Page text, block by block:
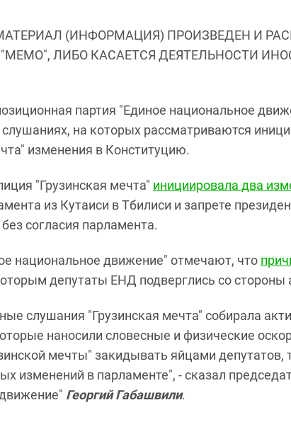
(ИНФОРМАЦИЯ) ПРОИЗВЕДЕН И
ЛИБО КАСАЕТСЯ ДЕЯТЕЛЬНОСТИ
партия "Единое национальное
на которых рассматриваются
изменения в Конституцию.
"Грузинская мечта" инициировала два
из Кутаиси в Тбилиси и запрете
согласия парламента.
национальное движение" отмечают, что
депутаты ЕНД подверглись со стороны
слушания "Грузинская мечта" собирала
наносили словесные и физические
мечты" закидывать яйцами
изменений в парламенте", - сказал
Георгий Габашвили.